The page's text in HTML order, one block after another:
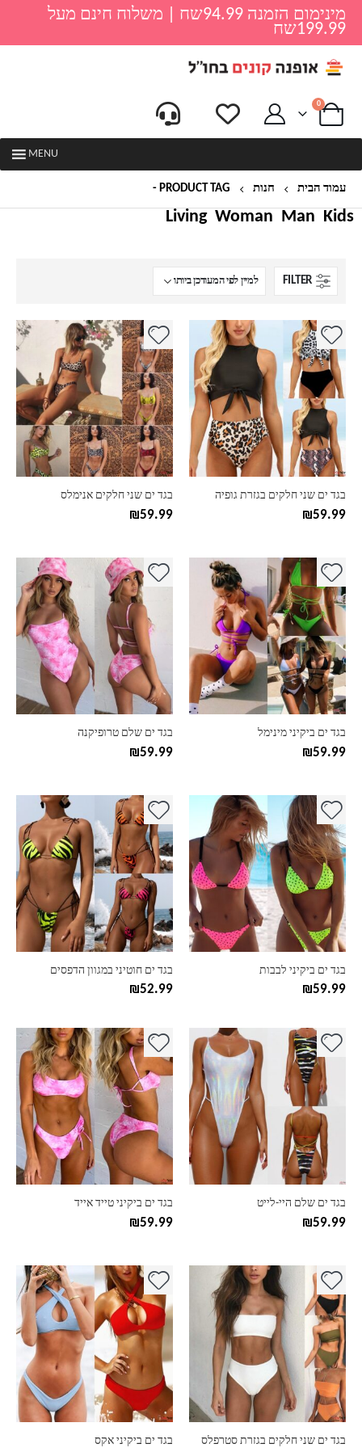
מינימום הזמנה 94.99שח | משלוח חינם מעל
199.99שח
0
MENU
עמוד הבית חנות PRODUCT TAG -
Kids
Man
Woman
Living
FILTER
בגד ים שני חלקים בגזרת גופיה
₪59.99
למוצר
יש
מספר
סוגים.
ניתן
לבחור
את
האפשרויות
בגד ים שני חלקים אנימלס
₪59.99
למוצר
יש
מספר
סוגים.
ניתן
לבחור
את
האפשרויות
בגד ים ביקיני מינימל
₪59.99
למוצר
יש
מספר
סוגים.
ניתן
לבחור
את
האפשרויות
בגד ים שלם טרופיקנה
₪59.99
למוצר
מספר
סוגים.
לבחור
את
האפשרויות
בגד ים ביקיני לבבות
₪59.99
למוצר
זה
יש
מספר
סוגים.
ניתן
לבחור
את
האפשרויות
בגד ים חוטיני במגוון הדפסים
₪52.99
למוצר
זה
יש
מספר
סוגים.
ניתן
לבחור
את
האפשרויות
בגד ים שלם היי-לייט
₪59.99
למוצר
מספר
סוגים.
לבחור
האפשרויות
בגד ים ביקיני טייד אייד
₪59.99
למוצר
יש
מספר
סוגים.
ניתן
לבחור
את
האפשרויות
בגד ים שני חלקים בגזרת סטרפלס
למוצר
יש
מספר
סוגים.
ניתן
לבחור
את
האפשרויות
בגד ים ביקיני אקס
למוצר
יש
מספר
סוגים.
ניתן
לבחור
את
האפשרויות